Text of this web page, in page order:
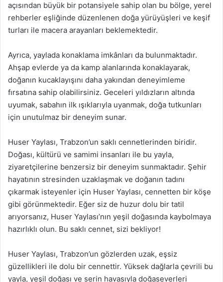
açısından büyük bir potansiyele sahip olan bu bölge, yerel
rehberler eşliğinde düzenlenen doğa yürüyüşleri ve keşif
turları ile macera arayanları beklemektedir.
Ayrıca, yaylada konaklama imkânları da bulunmaktadır.
Ahşap evlerde ya da kamp alanlarında konaklayarak,
doğanın kucaklayışını daha yakından deneyimleme
fırsatına sahip olabilirsiniz. Geceleri yıldızların altında
uyumak, sabahın ilk ışıklarıyla uyanmak, doğa tutkunları
için unutulmaz bir deneyim sunar.
Huser Yaylası, Trabzon’un saklı cennetlerinden biridir.
Doğası, kültürü ve samimi insanları ile bu yayla,
ziyaretçilerine benzersiz bir deneyim sunmaktadır. Şehir
hayatının stresinden uzaklaşmak ve doğanın tadını
çıkarmak isteyenler için Huser Yaylası, cennetten bir köşe
gibi görünmektedir. Eğer siz de huzur dolu bir tatil
arıyorsanız, Huser Yaylası’nın yeşil doğasında kaybolmaya
hazırlıklı olun. Bu saklı cennet, sizi bekliyor!
Huser Yaylası, Trabzon’un gözlerden uzak, eşsiz
güzellikleri ile dolu bir cennettir. Yüksek dağlarla çevrili bu
yayla, yeşil doğası ve serin havasıyla doğaseverleri